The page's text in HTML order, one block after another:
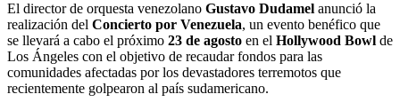
El director de orquesta venezolano Gustavo Dudamel anunció la
realización del Concierto por Venezuela, un evento benéfico que
se llevará a cabo el próximo 23 de agosto en el Hollywood Bowl de
Los Ángeles con el objetivo de recaudar fondos para las
comunidades afectadas por los devastadores terremotos que
recientemente golpearon al país sudamericano.